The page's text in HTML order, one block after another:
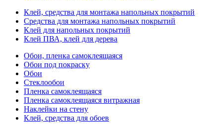
Клей, средства для монтажа напольных покрытий
Средства для монтажа напольных покрытий
Клей для напольных покрытий
Клей ПВА, клей для дерева
Обои, пленка самоклеящаяся
Обои под покраску
Обои
Стеклообои
Пленка самоклеящаяся
Пленка самоклеящаяся витражная
Наклейки на стену
Клей, средства для обоев